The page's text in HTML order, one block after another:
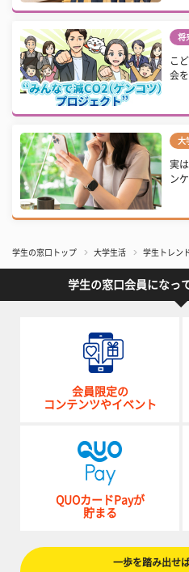
将
こ
会
大
実
ン
学生の窓口トップ 大学生活 学生トレン
学生の窓口会員になっ
会員限定の
コンテンツやイベント
QUOカードPayが
貯まる
一歩を踏み出せ